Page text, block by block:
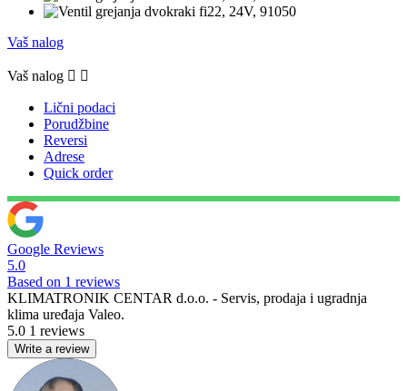
Vaš nalog
Vaš nalog  
Lični podaci
Porudžbine
Reversi
Adrese
Quick order
Google Reviews
5.0
Based on 1 reviews
KLIMATRONIK CENTAR d.o.o. - Servis, prodaja i ugradnja
klima uređaja Valeo.
5.0 1 reviews
Write a review